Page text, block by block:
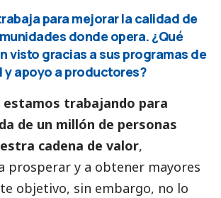
para mejorar la calidad de
donde opera. ¿Qué
visto gracias a sus programas de
apoyo a productores?
estamos trabajando para
de un millón de personas
cadena de valor,
prosperar y a obtener mayores
objetivo, sin embargo, no lo